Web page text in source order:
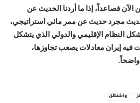
الآن فصاعداً، إذا ما أردنا الحديث عن
مجرد حديث عن ممر مائي استراتيجي،
النظام الإقليمي والدولي الذي يتشكل
فيه إيران معادلات يصعب تجاوزها،
واشنطن